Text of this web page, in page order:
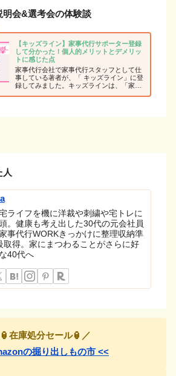
す。
会&選考会の体験談
【キッズライン】家事代行サポーター登録
して分かった！個人的メリットとデメリッ
トに感じた点
家事代行会社で家事代行スタッフとして仕
事している著者が、「 キッズライン」に登
録してみました。キッズラインは、「家事
人
ライフを機に洋裁や刺繍や宅トレに
。健康も考え出した30代の元会社員
事代行WORKきっかけに整理収納準
取得。家にまつわることがさらに好
40代へ
在庫処分セール🏮／
の掘り出しもの市 <<